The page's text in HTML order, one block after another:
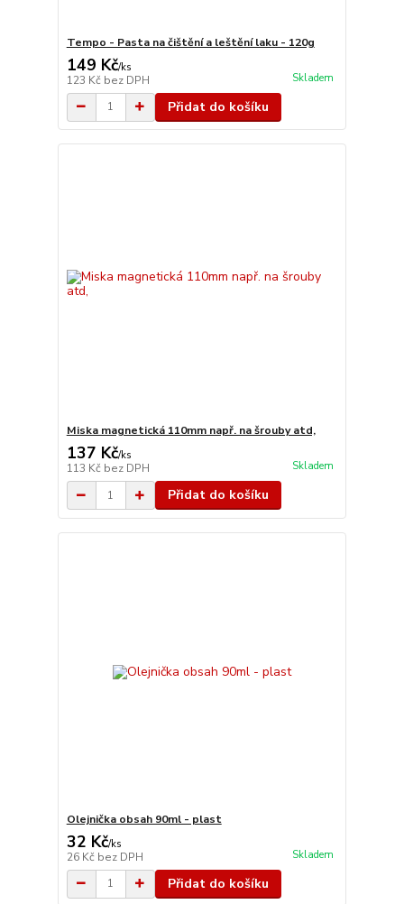
Tempo - Pasta na čištění a leštění laku - 120g
149 Kč/ks
123 Kč bez DPH Skladem
Přidat do košíku
Miska magnetická 110mm např. na šrouby atd,
137 Kč/ks
113 Kč bez DPH Skladem
Přidat do košíku
Olejnička obsah 90ml - plast
32 Kč/ks
26 Kč bez DPH Skladem
Přidat do košíku